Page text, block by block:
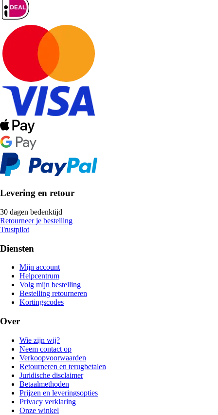
Levering en retour
30 dagen bedenktijd
Retourneer je bestelling
Trustpilot
Diensten
Mijn account
Helpcentrum
Volg mijn bestelling
Bestelling retourneren
Kortingscodes
Over
Wie zijn wij?
Neem contact op
Verkoopvoorwaarden
Retourneren en terugbetalen
Juridische disclaimer
Betaalmethoden
Prijzen en leveringsopties
Privacy verklaring
Onze winkel